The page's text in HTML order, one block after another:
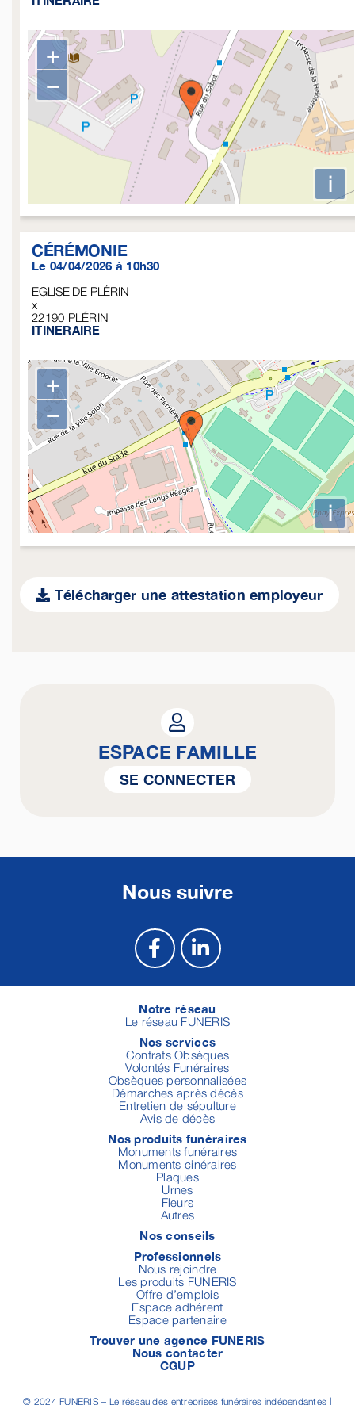
+
−
i
CÉRÉMONIE
Le 04/04/2026 à 10h30
EGLISE DE PLÉRIN
x
22190 PLÉRIN
ITINERAIRE
+
−
i
Télécharger une attestation employeur
ESPACE FAMILLE
SE CONNECTER
Nous suivre
Notre réseau
Le réseau FUNERIS
Nos services
Contrats Obsèques
Volontés Funéraires
Obsèques personnalisées
Démarches après décès
Entretien de sépulture
Avis de décès
Nos produits funéraires
Monuments funéraires
Monuments cinéraires
Plaques
Urnes
Fleurs
Autres
Nos conseils
Professionnels
Nous rejoindre
Les produits FUNERIS
Offre d’emplois
Espace adhérent
Espace partenaire
Trouver une agence FUNERIS
Nous contacter
CGUP
© 2024 FUNERIS – Le réseau des entreprises funéraires indépendantes |